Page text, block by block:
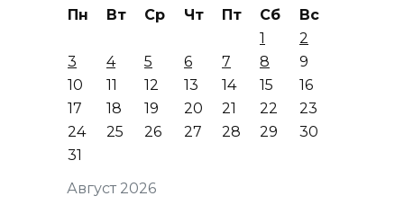
Август 2026
Пн Вт Ср Чт Пт Сб
Вс
1
2
3
4 5 6 7 8
9
10
11 12 13 14 15
16
17
18 19 20 21 22
23
24
25 26 27 28 29
30
31